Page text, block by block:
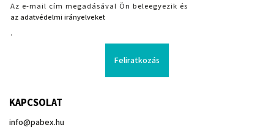
Az e-mail cím megadásával Ön beleegyezik és
az adatvédelmi irányelveket
.
Feliratkozás
KAPCSOLAT
info@pabex.hu